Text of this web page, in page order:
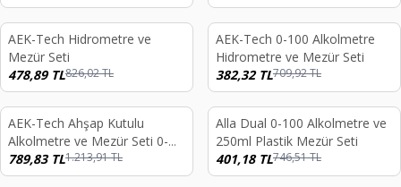
%42
AEK-Tech Hidrometre ve
Mezür Seti
478,89TL826,02TL
%46
AEK-Tech 0-100 Alkolmetre
Hidrometre ve Mezür Seti
382,32TL709,92TL
%35
AEK-Tech Ahşap Kutulu
Alkolmetre ve Mezür Seti 0-
40-70-100
789,83TL1.213,91TL
%46
Alla Dual 0-100 Alkolmetre ve
250ml Plastik Mezür Seti
401,18TL746,51TL